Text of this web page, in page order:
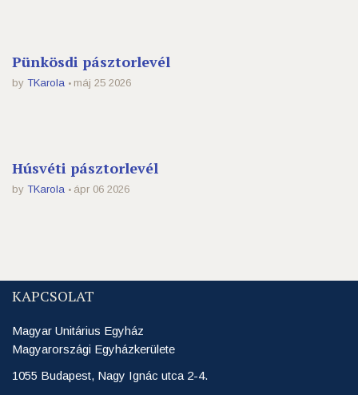
Pünkösdi pásztorlevél
by TKarola máj 25 2026
Húsvéti pásztorlevél
by TKarola ápr 06 2026
KAPCSOLAT
Magyar Unitárius Egyház
Magyarországi Egyházkerülete
1055 Budapest, Nagy Ignác utca 2-4.